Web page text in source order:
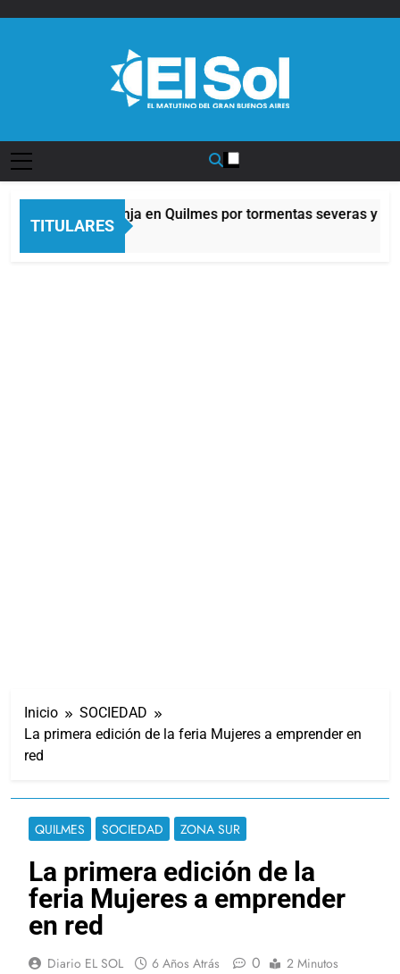
TITULARES
Alerta naranja en Quilmes por tormentas severas y
10 Horas Atrás
Inicio
SOCIEDAD
La primera edición de la feria Mujeres a emprender en
red
QUILMES SOCIEDAD ZONA SUR
La primera edición de la
feria Mujeres a emprender
en red
Diario EL SOL 6 Años Atrás 0 2 Minutos